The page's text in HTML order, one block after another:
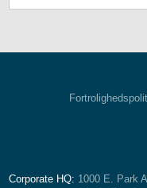
Corporate HQ: 1000 E. Park